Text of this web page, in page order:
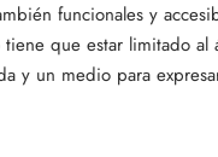
funcionales y
tiene que estar limitado
y un medio para